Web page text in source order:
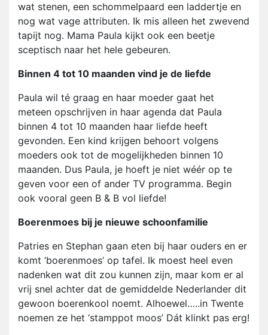
wat stenen, een schommelpaard een laddertje en
nog wat vage attributen. Ik mis alleen het zwevend
tapijt nog. Mama Paula kijkt ook een beetje
sceptisch naar het hele gebeuren.
Binnen 4 tot 10 maanden vind je de liefde
Paula wil té graag en haar moeder gaat het
meteen opschrijven in haar agenda dat Paula
binnen 4 tot 10 maanden haar liefde heeft
gevonden. Een kind krijgen behoort volgens
moeders ook tot de mogelijkheden binnen 10
maanden. Dus Paula, je hoeft je niet wéér op te
geven voor een of ander TV programma. Begin
ook vooral geen B & B vol liefde!
Boerenmoes bij je nieuwe schoonfamilie
Patries en Stephan gaan eten bij haar ouders en er
komt ‘boerenmoes’ op tafel. Ik moest heel even
nadenken wat dit zou kunnen zijn, maar kom er al
vrij snel achter dat de gemiddelde Nederlander dit
gewoon boerenkool noemt. Alhoewel…..in Twente
noemen ze het ‘stamppot moos’ Dát klinkt pas erg!